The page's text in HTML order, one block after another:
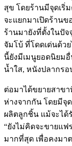
สุข โดยร้านมีจุดเริ่
จะแยกมาเปิดร้านข
ร้านมายังที่ตั้งในปั
จัมโบ้ ที่โดดเด่นด้ว
นี้ยังมีเมนูยอดนิยมอื่
น้ำใส, หนังปลากรอ
ต่อมาได้ขยายสาข
ห่างจากกัน โดยมีจุ
ผลิตลูกชิ้น แม้จะได้
“ยังไม่คิดจะขายแ
มากที่สุด เพื่อคงมา